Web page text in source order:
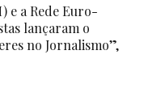
e a Rede Euro-
lançaram o
no Jornalismo”,